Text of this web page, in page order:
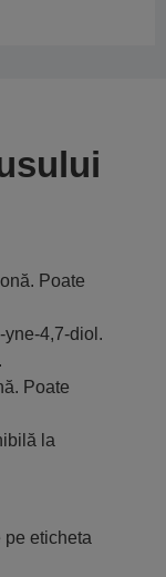
Poate
yne-4,7-diol.
Poate
la
pe eticheta